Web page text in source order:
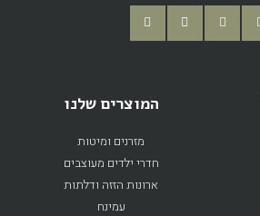
המוצרים שלנו
מזרנים ומיטות
חדרי ילדים מעוצבים
ארונות הזזה ודלתות
עמינח